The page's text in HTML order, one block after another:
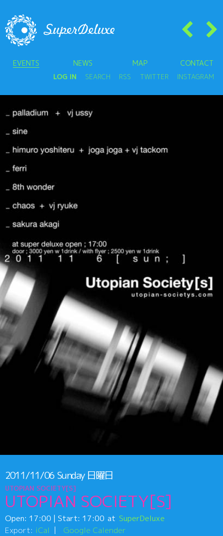
EVENTS NEWS MAP CONTACT
LOG IN SEARCH RSS TWITTER INSTAGRAM
2011/11/06 Sunday 日曜日
UTOPIAN SOCIETY[S]
UTOPIAN SOCIETY[S]
Open: 17:00 | Start: 17:00
SuperDeluxe
Export: iCal Google Calender